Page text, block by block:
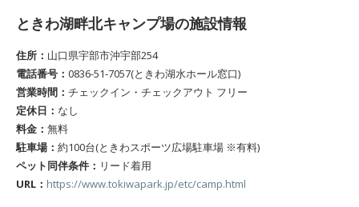
ときわ湖畔北キャンプ場の施設情報
住所： 山口県宇部市沖宇部254
電話番号： 0836-51-7057(ときわ湖水ホール窓口)
営業時間： チェックイン・チェックアウト フリー
定休日： なし
料金： 無料
駐車場： 約100台(ときわスポーツ広場駐車場 ※有料)
ペット同伴条件： リード着用
URL： https://www.tokiwapark.jp/etc/camp.html